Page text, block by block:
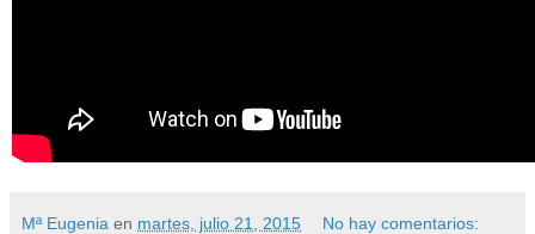
Mª Eugenia en martes, julio 21, 2015 No hay comentarios: